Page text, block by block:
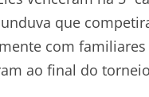
que
com familiares
ao final do